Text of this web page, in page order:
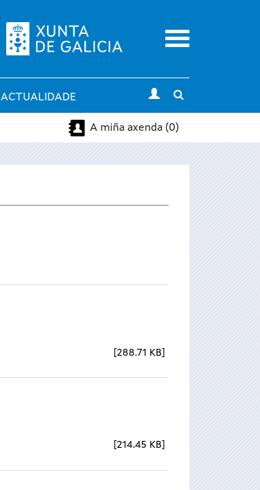
Menu
ACTUALIDADE
search
A miña axenda (0)
288.71 KB
214.45 KB